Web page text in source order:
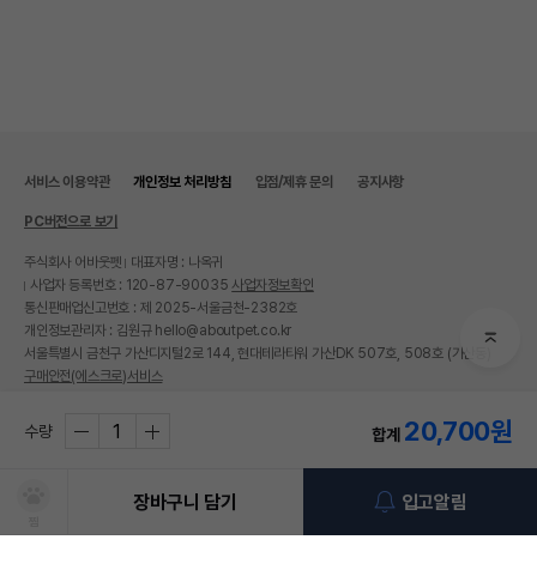
수량 합계 20,700원
장바구니 담기 입고알림
서비스 이용약관 개인정보 처리방침 입점/제휴 문의 공지사항
PC버전으로 보기
주식회사 어바웃펫
대표자명 : 나옥귀
사업자 등록번호 : 120-87-90035 사업자정보확인
통신판매업신고번호 : 제 2025-서울금천-2382호
개인정보관리자 : 김원규 hello@aboutpet.co.kr
서울특별시 금천구 가산디지털2로 144, 현대테라타워 가산DK 507호, 508호 (가산동)
구매안전(에스크로)서비스